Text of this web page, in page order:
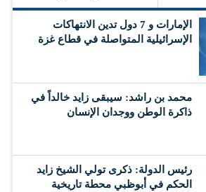
الإمارات و 7 دول تدين الانتهاكات
الإسرائيلية المتواصلة في قطاع غزة
محمد بن راشد: سيبقى زايد خالداً في
ذاكرة الوطن ووجدان الإنسان
رئيس الدولة: ذكرى تولي الشيخ زايد
الحكم في أبوظبي محطة تاريخية